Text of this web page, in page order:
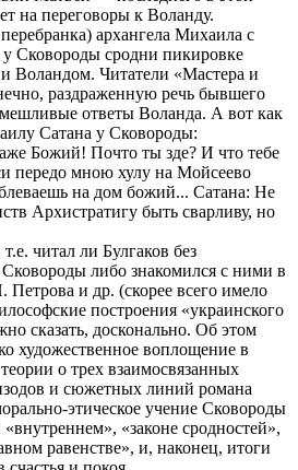
на переговоры к Воланду.
архангела Михаила с
Сковороды сродни пикировке
Воландом. Читатели «Мастера и
раздраженную речь бывшего
ответы Воланда. А вот как
Сатана у Сковороды:
Божий! Почто ты зде? И что тебе
передо мною хулу на Мойсеево
на дом божий... Сатана: Не
Архистратигу быть сварливу, но
читал ли Булгаков без
либо знакомился с ними в
и др. (скорее всего имело
построения «украинского
сказать, досконально. Об этом
художественное воплощение в
о трех взаимосвязанных
и сюжетных линий романа
этическое учение Сковороды
«законе сродностей»,
равенстве», и, наконец, итоги